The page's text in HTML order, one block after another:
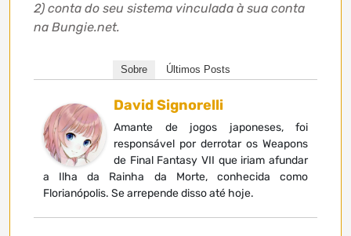
2) conta do seu sistema vinculada à sua conta
na Bungie.net.
Sobre Últimos Posts
David Signorelli
Amante de jogos japoneses, foi
responsável por derrotar os Weapons
de Final Fantasy VII que iriam afundar
a Ilha da Rainha da Morte, conhecida como
Florianópolis. Se arrepende disso até hoje.